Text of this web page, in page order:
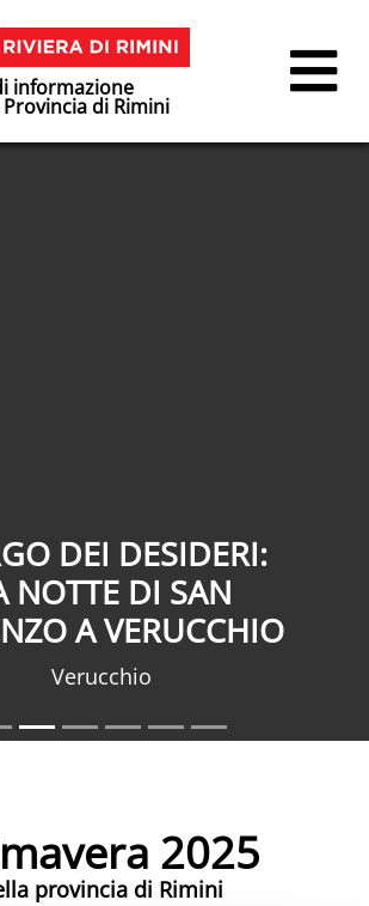
informazione
di Rimini
DEI DESIDERI:
NOTTE DI SAN
A VERUCCHIO
Verucchio
2025
provincia di Rimini